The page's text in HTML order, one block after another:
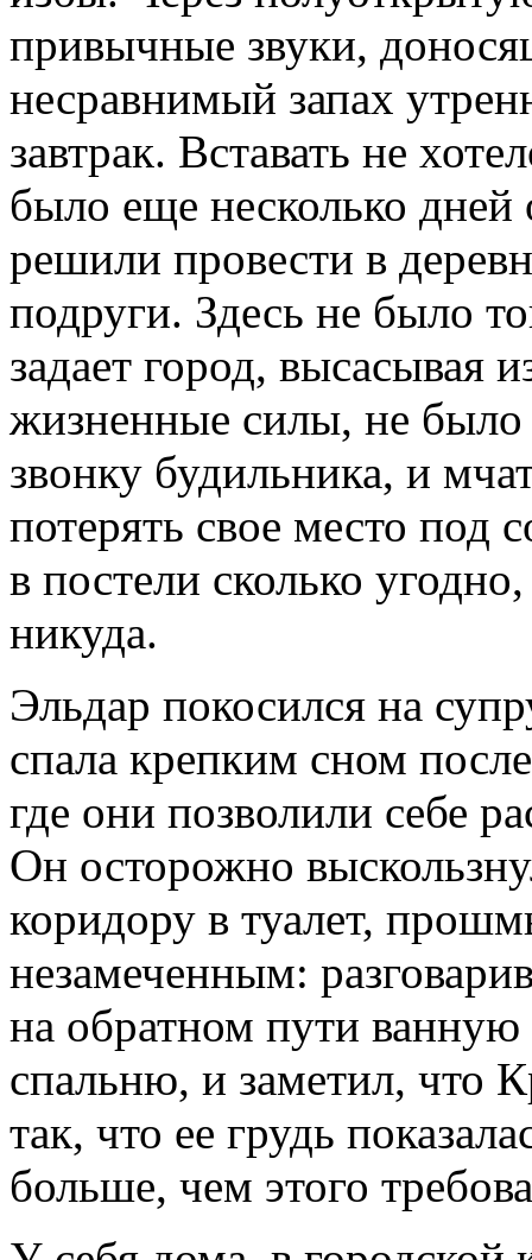
привычные звуки,
несравнимый запах
завтрак. Вставать не
было еще несколько
решили провести в
подруги. Здесь не было
задает город, высасывая
жизненные силы, не было
звонку будильника, и
потерять свое место под
в постели сколько
никуда.
Эльдар покосился на
спала крепким сном
где они позволили себе
Он осторожно
коридору в туалет,
незамеченным:
на обратном пути ванную
спальню, и заметил, что
так, что ее грудь
больше, чем этого